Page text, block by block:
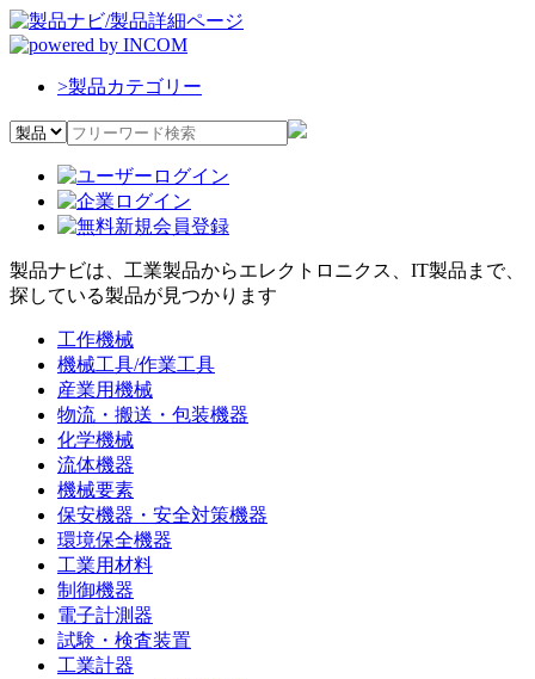
>製品カテゴリー
製品ナビは、工業製品からエレクトロニクス、IT製品まで、
探している製品が見つかります
工作機械
機械工具/作業工具
産業用機械
物流・搬送・包装機器
化学機械
流体機器
機械要素
保安機器・安全対策機器
環境保全機器
工業用材料
制御機器
電子計測器
試験・検査装置
工業計器